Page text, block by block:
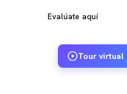
Evalúate aquí
Tour virtual